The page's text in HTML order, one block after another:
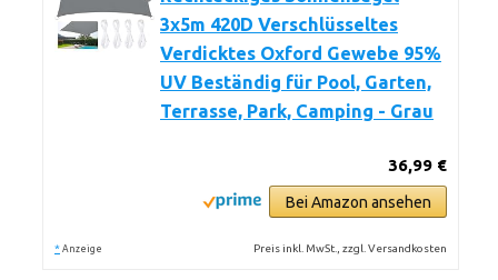
3x5m 420D Verschlüsseltes
Verdicktes Oxford Gewebe 95%
UV Beständig für Pool, Garten,
Terrasse, Park, Camping - Grau
36,99 €
Bei Amazon ansehen
* Anzeige Preis inkl. MwSt., zzgl. Versandkosten